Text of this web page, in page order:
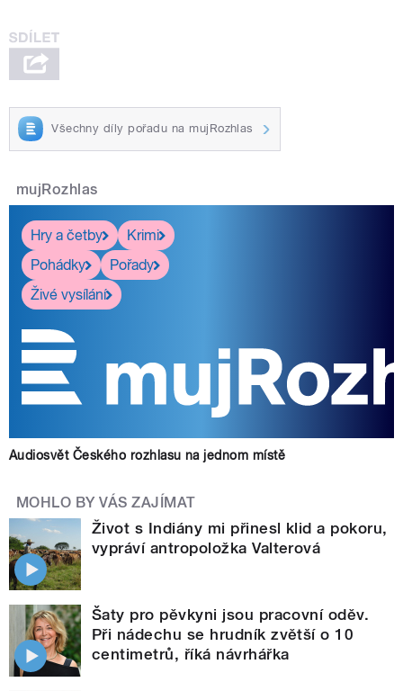
Všechny díly pořadu na mujRozhlas
mujRozhlas
Hry a četby
Krimi
Pohádky
Pořady
Živé vysílání
Audiosvět Českého rozhlasu na jednom místě
MOHLO BY VÁS ZAJÍMAT
Život s Indiány mi přinesl klid a pokoru,
vypráví antropoložka Valterová
Šaty pro pěvkyni jsou pracovní oděv.
Při nádechu se hrudník zvětší o 10
centimetrů, říká návrhářka